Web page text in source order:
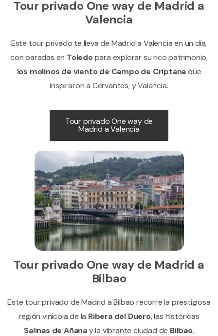
Tour privado One way de Madrid a
Valencia
Este tour privado te lleva de Madrid a Valencia en un día,
con paradas en Toledo para explorar su rico patrimonio,
los molinos de viento de Campo de Criptanaque
inspiraron a Cervantes, y Valencia.
Tour privado One way de
Madrid a Valencia
Tour privado One way de Madrid a
Bilbao
Este tour privado de Madrid a Bilbao recorre la prestigiosa
región vinícola de la Ribera del Duero, las históricas
Salinas de Añanay la vibrante ciudad de Bilbao,